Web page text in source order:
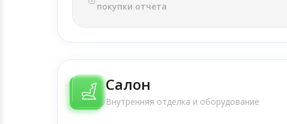
покупки отчета
Салон
Внутренняя отделка и оборудование